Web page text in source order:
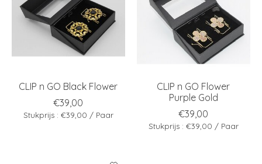
CLIP n GO Black Flower
€39,00
Stukprijs : €39,00 / Paar
CLIP n GO Flower
Purple Gold
€39,00
Stukprijs : €39,00 / Paar